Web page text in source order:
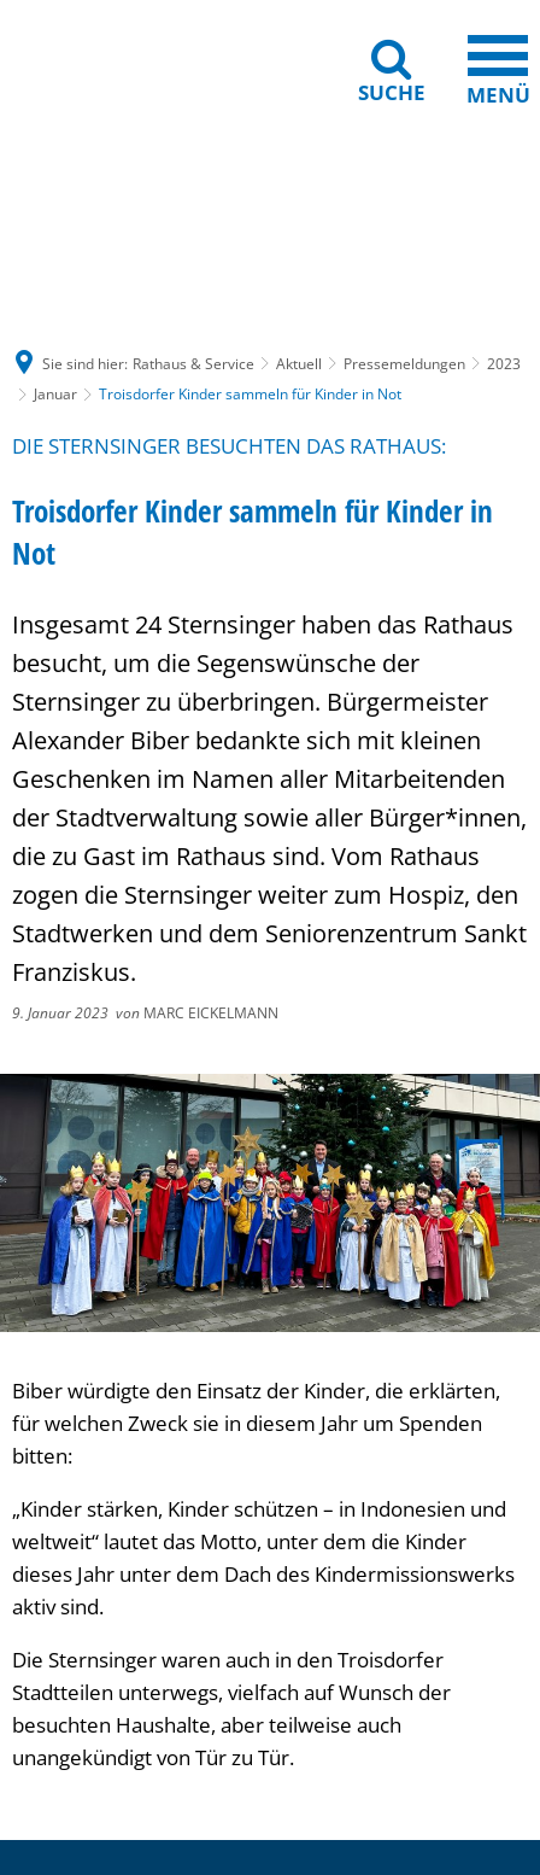
SUCHE MENÜ
Sie sind hier: Rathaus & Service Aktuell Pressemeldungen
2023
Januar
Troisdorfer Kinder sammeln für Kinder in Not
DIE STERNSINGER BESUCHTEN DAS RATHAUS:
Troisdorfer Kinder sammeln für Kinder in
Not
Insgesamt 24 Sternsinger haben das Rathaus
besucht, um die Segenswünsche der
Sternsinger zu überbringen. Bürgermeister
Alexander Biber bedankte sich mit kleinen
Geschenken im Namen aller Mitarbeitenden
der Stadtverwaltung sowie aller Bürger*innen,
die zu Gast im Rathaus sind. Vom Rathaus
zogen die Sternsinger weiter zum Hospiz, den
Stadtwerken und dem Seniorenzentrum Sankt
Franziskus.
9. Januar 2023 von MARC EICKELMANN
Biber würdigte den Einsatz der Kinder, die erklärten,
für welchen Zweck sie in diesem Jahr um Spenden
bitten:
„Kinder stärken, Kinder schützen – in Indonesien und
weltweit“ lautet das Motto, unter dem die Kinder
dieses Jahr unter dem Dach des Kindermissionswerks
aktiv sind.
Die Sternsinger waren auch in den Troisdorfer
Stadtteilen unterwegs, vielfach auf Wunsch der
besuchten Haushalte, aber teilweise auch
unangekündigt von Tür zu Tür.